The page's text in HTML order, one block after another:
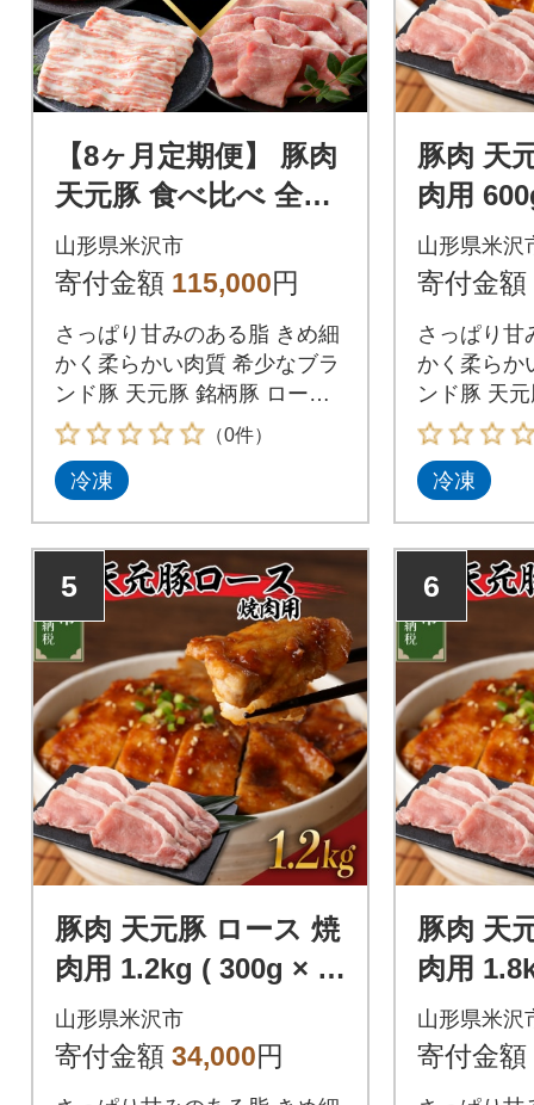
【8ヶ月定期便】 豚肉
天元豚 食べ比べ 全8
回
山形県米沢市
寄付金額 115,000円
さっぱり甘みのある脂 きめ細
かく柔らかい肉質 希少なブラ
ンド豚 天元豚 銘柄豚 ロース
米糀漬 バラ 生姜焼き 小間 し
ゃぶしゃぶ とんかつ 挽き肉
モモ サイコロカット 焼肉
（0件）
冷凍
豚肉 天
肉用
パック )
山形県米沢
寄付金額
さっぱり甘
かく柔らか
ンド豚 天
冷凍
5
豚肉 天元豚 ロース 焼
肉用 1.2kg ( 300g × 4
パック )
山形県米沢市
寄付金額 34,000円
6
豚肉 天
肉用
パック )
山形県米沢
寄付金額